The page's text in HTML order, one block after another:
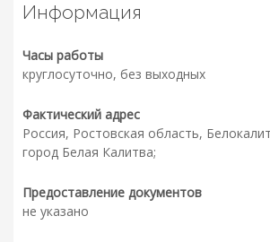
Информация
Часы работы
круглосуточно, без выходных
Фактический адрес
Россия, Ростовская область,
город Белая Калитва;
Предоставление документов
не указано